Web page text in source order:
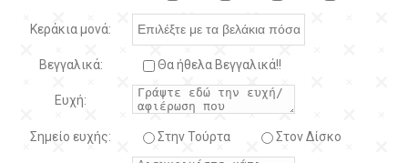
Κεράκια μονά:
Βεγγαλικά: Θα ήθελα Βεγγαλικά!!
Ευχή:
Σημείο ευχής: Στην Τούρτα Στον Δίσκο